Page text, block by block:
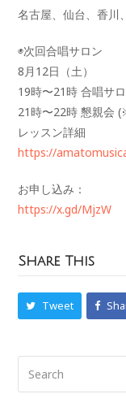
名古屋、仙台、香川
◉次回合唱サロン
8月12日（土）
19時〜21時 合唱サ
21時〜22時 懇親会
レッスン詳細
https://
お申し込み：
https://x.gd/MjzW
Share This
Tweet